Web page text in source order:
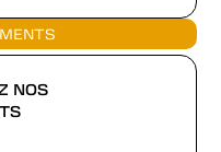
NOS